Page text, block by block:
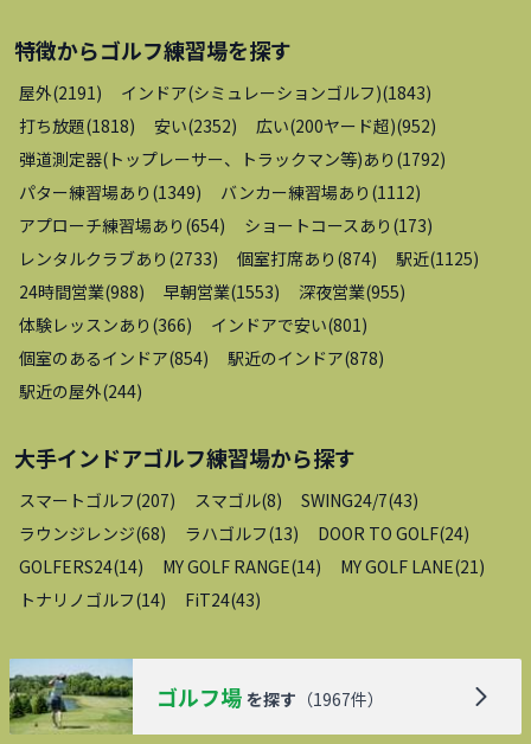
特徴からゴルフ練習場を探す
屋外(2191 ) インドア(シミュレーションゴルフ)(1843)
打ち放題(1818) 安い(2352) 広い(200ヤード超)(952)
弾道測定器(トップレーサー、トラックマン等)あり (1792)
パター練習場あり (1349) バンカー練習場あり (1112)
アプローチ練習場あり (654) ショートコースあり (173)
レンタルクラブあり (2733) 個室打席あり (874) 駅近(1125)
24時間営業(988) 早朝営業(1553) 深夜営業(955)
体験レッスンあり (366) インドアで安い(801 )
個室のあるインドア(854) 駅近のインドア(878)
駅近の屋外(244)
大手インドアゴルフ練習場から探す
スマートゴルフ(207) スマゴル(8) SWING24/7(43)
ラウンジレンジ(68) ラハゴルフ(13) DOOR TO GOLF(24)
GOLFERS24(14) MY GOLF RANGE(14) MY GOLF LANE(21 )
トナリノゴルフ(14) FiT24(43)
ゴルフ場 を探す （1967件）